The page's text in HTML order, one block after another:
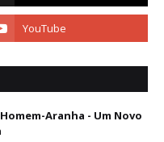
Aranha - Um Novo